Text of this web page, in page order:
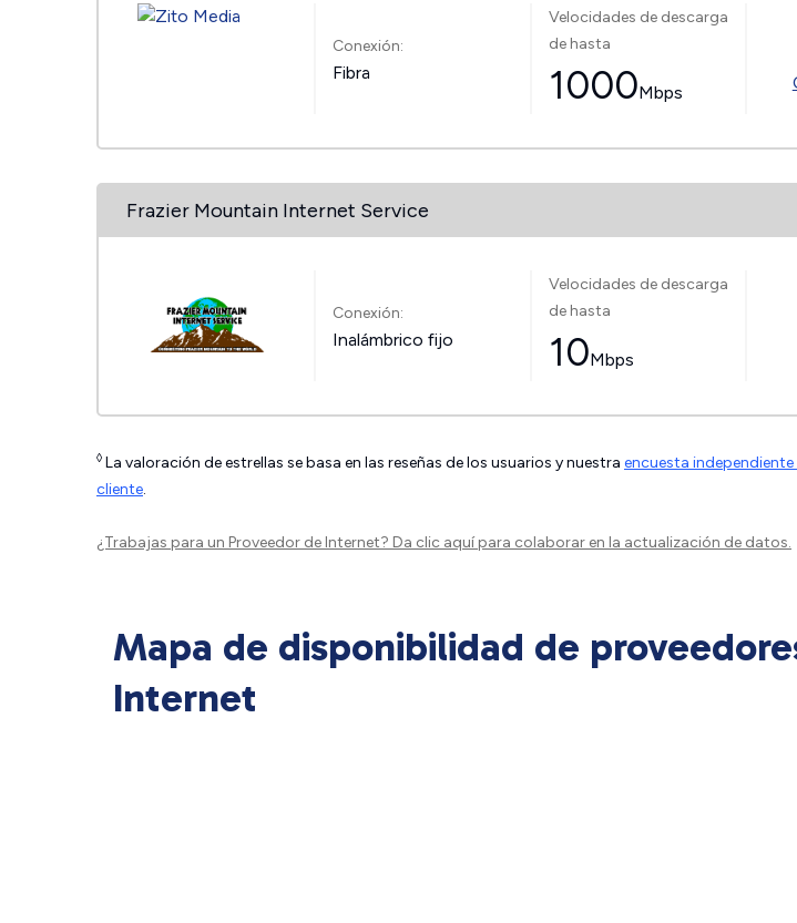
Conexión:
Fibra
Velocidades de descarga
de hasta
1000Mbps
Frazier Mountain Internet Service
Conexión:
Inalámbrico fijo
Velocidades de descarga
de hasta
10Mbps
◊ La valoración de estrellas se basa en las reseñas de los usuarios y nuestra encuesta
cliente.
¿Trabajas para un Proveedor de Internet? Da clic aquípara colaborar en la actualización de datos.
Mapa de disponibilidad de
Internet